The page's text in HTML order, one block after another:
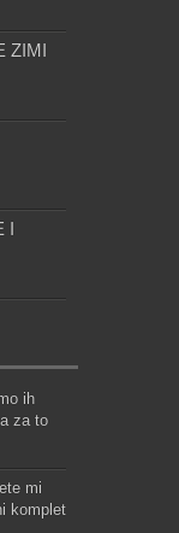
ZIMI
I
ih
za to
mi
komplet